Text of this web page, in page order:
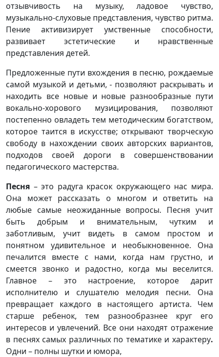
отзывчивость на музыку, ладовое чувство,
музыкально-слуховые представления, чувство ритма.
Пение активизирует умственные способности,
развивает эстетические и нравственные
представления детей.
Предложенные пути вхождения в песню, рождаемые
самой музыкой и детьми, - позволяют раскрывать и
находить все новые и новые разнообразные пути
вокально-хорового музицирования, позволяют
постепенно овладеть тем методическим богатством,
которое таится в искусстве; открывают творческую
свободу в нахождении своих авторских вариантов,
подходов своей дороги в совершенствовании
педагогического мастерства.
Песня – это радуга красок окружающего нас мира.
Она может рассказать о многом и ответить на
любые самые неожиданные вопросы. Песня учит
быть добрым и внимательным, чутким и
заботливым, учит видеть в самом простом и
понятном удивительное и необыкновенное. Она
печалится вместе с нами, когда нам грустно, и
смеется звонко и радостно, когда мы веселится.
Главное – это настроение, которое дарит
исполнителю и слушателю мелодия песни. Она
превращает каждого в настоящего артиста. Чем
старше ребенок, тем разнообразнее круг его
интересов и увлечений. Все они находят отражение
в песнях самых различных по тематике и характеру.
Одни – полны шутки и юмора,